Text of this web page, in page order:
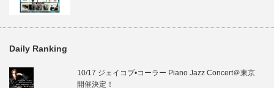
Daily Ranking
10/17 ジェイコブ•コーラー Piano Jazz Concert＠東京
開催決定！